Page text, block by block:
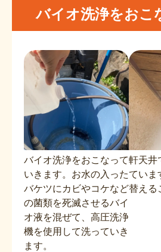
バイオ洗浄をおこ
バイオ洗浄をおこなって
いきます。お水の入った
バケツにカビやコケなど
の菌類を死滅させるバイ
オ液を混ぜて、高圧洗浄
機を使用して洗っていき
ます。
軒天井
ていま
替える